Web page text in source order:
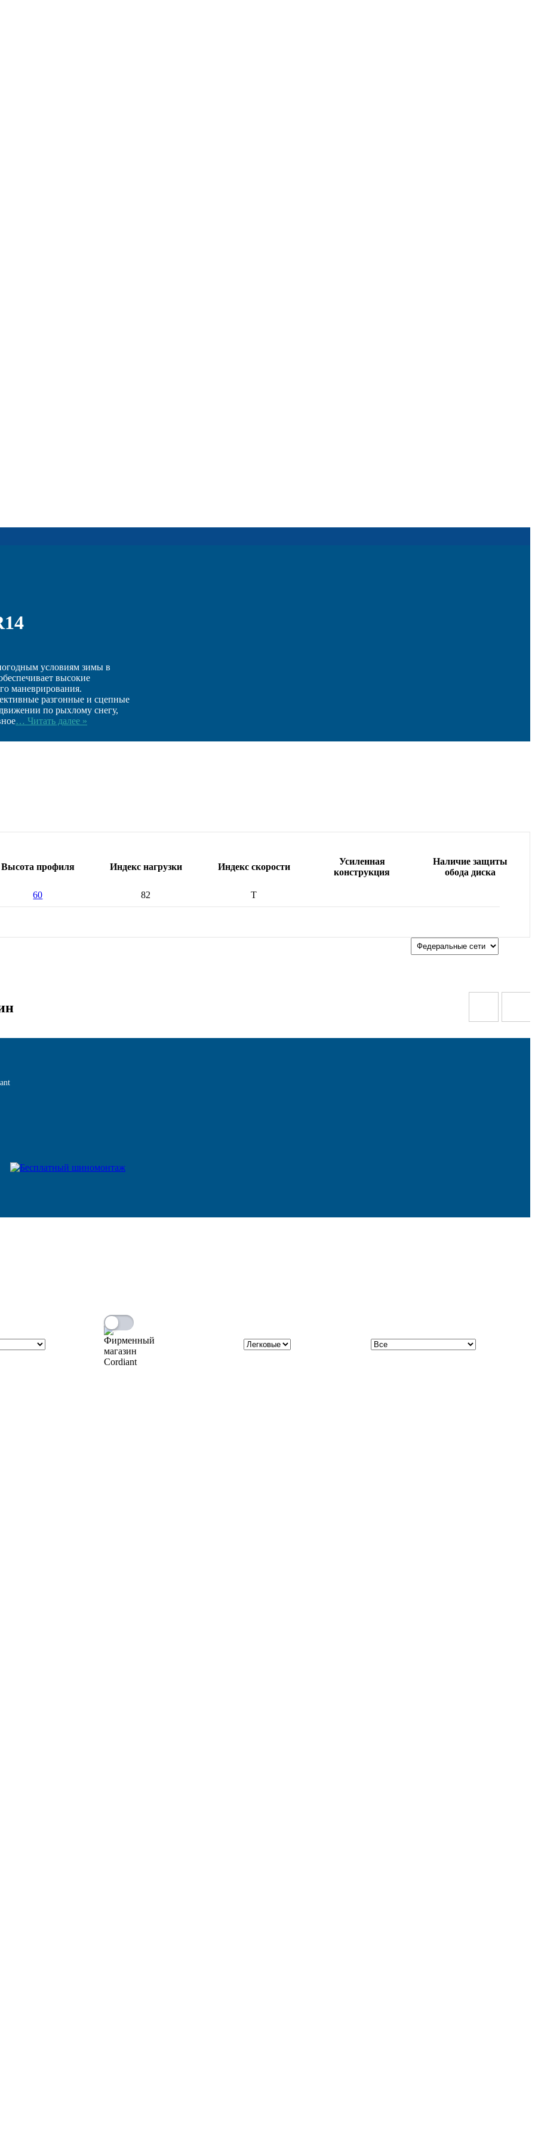
условиям зимы в
высокие
маневрирования.
разгонные и сцепные
по рыхлому снегу,
… Читать далее »
Высота профиля Индекс нагрузки Индекс скорости
Усиленная
конструкция
Наличие защиты
обода диска
60 82 T